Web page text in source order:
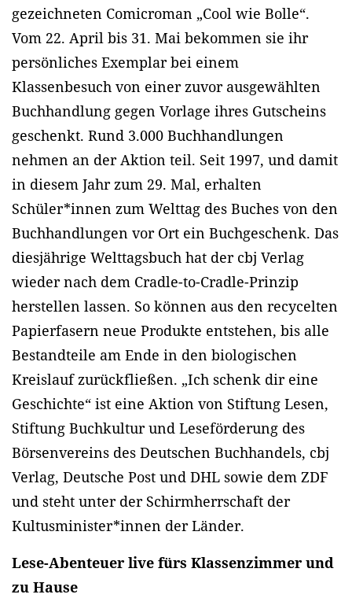
gezeichneten Comicroman „Cool wie Bolle“.
Vom 22. April bis 31. Mai bekommen sie ihr
persönliches Exemplar bei einem
Klassenbesuch von einer zuvor ausgewählten
Buchhandlung gegen Vorlage ihres Gutscheins
geschenkt. Rund 3.000 Buchhandlungen
nehmen an der Aktion teil. Seit 1997, und damit
in diesem Jahr zum 29. Mal, erhalten
Schüler*innen zum Welttag des Buches von den
Buchhandlungen vor Ort ein Buchgeschenk. Das
diesjährige Welttagsbuch hat der cbj Verlag
wieder nach dem Cradle-to-Cradle-Prinzip
herstellen lassen. So können aus den recycelten
Papierfasern neue Produkte entstehen, bis alle
Bestandteile am Ende in den biologischen
Kreislauf zurückfließen. „Ich schenk dir eine
Geschichte“ ist eine Aktion von Stiftung Lesen,
Stiftung Buchkultur und Leseförderung des
Börsenvereins des Deutschen Buchhandels, cbj
Verlag, Deutsche Post und DHL sowie dem ZDF
und steht unter der Schirmherrschaft der
Kultusminister*innen der Länder.
Lese-Abenteuer live fürs Klassenzimmer und
zu Hause